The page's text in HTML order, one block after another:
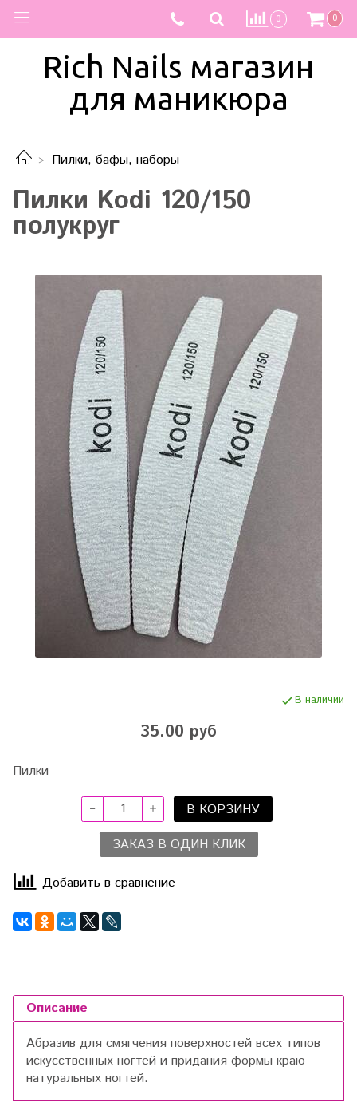
0 0
Rich Nails магазин
для маникюра
Пилки, бафы, наборы
Пилки Kodi 120/150
полукруг
В наличии
35.00 руб
Пилки
В КОРЗИНУ
ЗАКАЗ В ОДИН КЛИК
Добавить в сравнение
Описание
Абразив для смягчения поверхностей всех типов
искусственных ногтей и придания формы краю
натуральных ногтей.